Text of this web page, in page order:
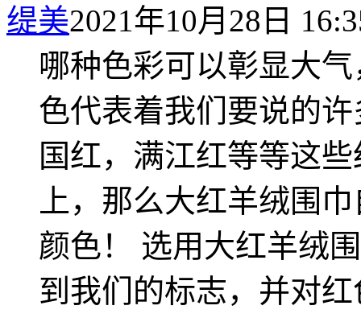
缇美2021年10月28日
哪种色彩可以彰显大
色代表着我们要说的
国红，满江红等等这
上，那么大红羊绒围
颜色！ 选用大红羊绒
到我们的标志，并对